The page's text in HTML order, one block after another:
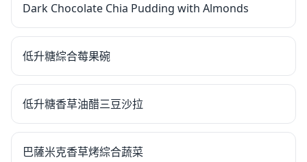
Dark Chocolate Chia Pudding with Almonds
低升糖綜合莓果碗
低升糖香草油醋三豆沙拉
巴薩米克香草烤綜合蔬菜